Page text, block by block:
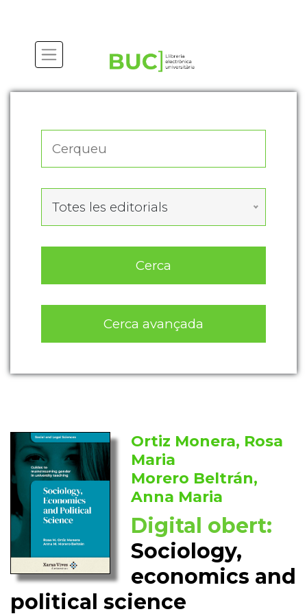
Totes les editorials
Cerca
Cerca avançada
Ortiz Monera, Rosa
Maria
Morero Beltrán,
Anna Maria
Digital obert:
Sociology,
economics and
political science